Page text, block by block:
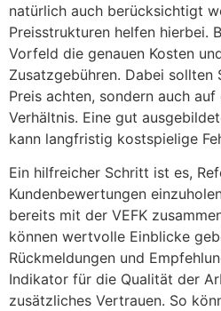
natürlich auch berücksichtigt
Preisstrukturen helfen hierbei.
Vorfeld die genauen Kosten
Zusatzgebühren. Dabei sollten
Preis achten, sondern auch
Verhältnis. Eine gut
kann langfristig kostspielige
Ein hilfreicher Schritt ist es,
Kundenbewertungen
bereits mit der VEFK
können wertvolle Einblicke
Rückmeldungen und
Indikator für die Qualität der
zusätzliches Vertrauen. So